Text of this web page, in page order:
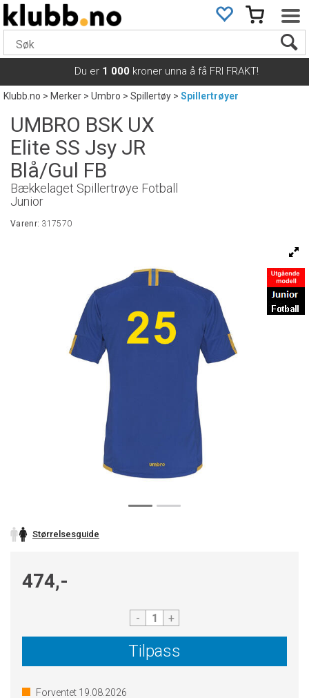
Du er 1 000 kroner unna å få FRI FRAKT!
Klubb.no>Merker>Umbro>Spillertøy>Spillertrøyer
UMBRO BSK UX
Elite SS Jsy JR
Blå/Gul FB
Bækkelaget Spillertrøye Fotball
Junior
Varenr: 317570
Størrelsesguide
474,-
- +
Tilpass
Forventet 19.08.2026